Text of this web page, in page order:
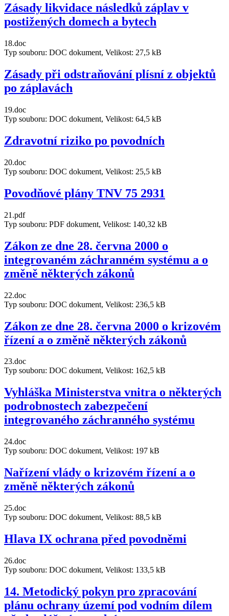
Zásady likvidace následků záplav v
postižených domech a bytech
18.doc
Typ souboru: DOC dokument, Velikost: 27,5 kB
Zásady při odstraňování plísní z objektů
po záplavách
19.doc
Typ souboru: DOC dokument, Velikost: 64,5 kB
Zdravotní riziko po povodních
20.doc
Typ souboru: DOC dokument, Velikost: 25,5 kB
Povodňové plány TNV 75 2931
21.pdf
Typ souboru: PDF dokument, Velikost: 140,32 kB
Zákon ze dne 28. června 2000 o
integrovaném záchranném systému a o
změně některých zákonů
22.doc
Typ souboru: DOC dokument, Velikost: 236,5 kB
Zákon ze dne 28. června 2000 o krizovém
řízení a o změně některých zákonů
23.doc
Typ souboru: DOC dokument, Velikost: 162,5 kB
Vyhláška Ministerstva vnitra o některých
podrobnostech zabezpečení
integrovaného záchranného systému
24.doc
Typ souboru: DOC dokument, Velikost: 197 kB
Nařízení vlády o krizovém řízení a o
změně některých zákonů
25.doc
Typ souboru: DOC dokument, Velikost: 88,5 kB
Hlava IX ochrana před povodněmi
26.doc
Typ souboru: DOC dokument, Velikost: 133,5 kB
14. Metodický pokyn pro zpracování
plánu ochrany území pod vodním dílem